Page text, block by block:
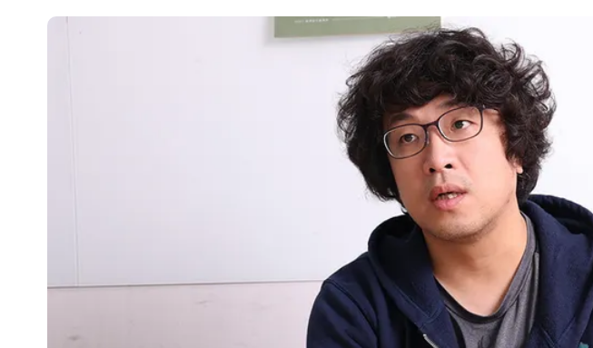
蔣萬安民調只贏5％「現任優勢去哪？」媒體人嘆：真的該緊張了
97萬網紅「肥大叔」驚傳猝逝！最後身影曝 網驚覺不對
慈濟被騙10億！陳時中一語成讖 王必勝：時間久看出睿智
泰國校園爆槍響！2師中彈亡20人傷 槍手疑學生